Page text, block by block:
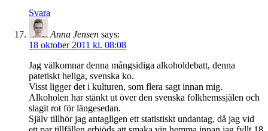
Svara
Anna Jensen says:
18 oktober 2011 kl. 08:08
Jag välkomnar denna mångsidiga alkoholdebatt, denna
patetiskt heliga, svenska ko.
Visst ligger det i kulturen, som flera sagt innan mig.
Alkoholen har stänkt ut över den svenska folkhemssjälen och
slagit rot för längesedan.
Själv tillhör jag antagligen ett statistiskt undantag, då jag vid